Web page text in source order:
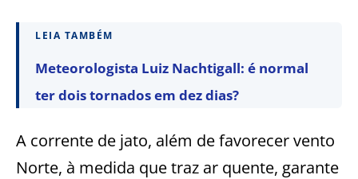
LEIA TAMBÉM
Meteorologista Luiz Nachtigall: é normal
ter dois tornados em dez dias?
A corrente de jato, além de favorecer vento
Norte, à medida que traz ar quente, garante